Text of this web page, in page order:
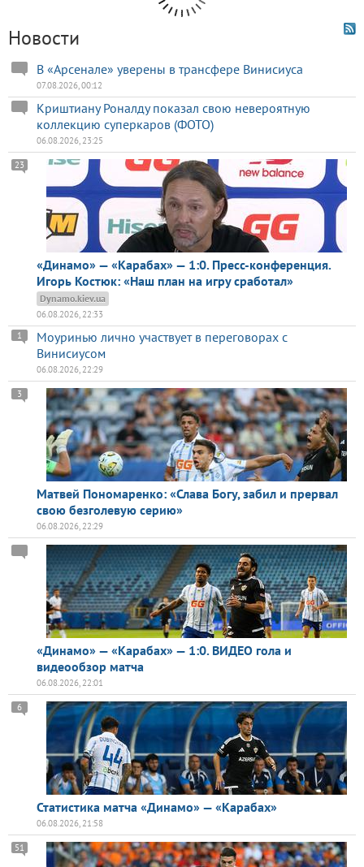
Новости
В «Арсенале» уверены в трансфере Винисиуса
07.08.2026, 00:12
Криштиану Роналду показал свою невероятную
коллекцию суперкаров (ФОТО)
06.08.2026, 23:25
«Динамо» — «Карабах» — 1:0. Пресс-конференция.
Игорь Костюк: «Наш план на игру сработал»
23
Dynamo.kiev.ua
06.08.2026, 22:33
Моуринью лично участвует в переговорах с
Винисиусом
1
06.08.2026, 22:29
Матвей Пономаренко: «Слава Богу, забил и прервал
свою безголевую серию»
3
06.08.2026, 22:29
«Динамо» — «Карабах» — 1:0. ВИДЕО гола и
видеообзор матча
06.08.2026, 22:01
Статистика матча «Динамо» — «Карабах»
6
06.08.2026, 21:58
51